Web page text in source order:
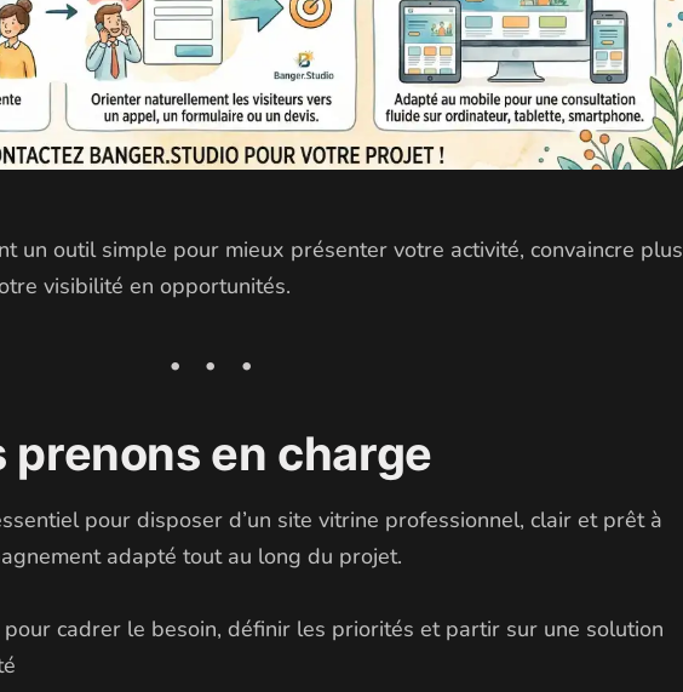
un outil simple pour mieux présenter votre activité, convaincre plus
visibilité en opportunités.
prenons en charge
pour disposer d’un site vitrine professionnel, clair et prêt à
adapté tout au long du projet.
cadrer le besoin, définir les priorités et partir sur une solution